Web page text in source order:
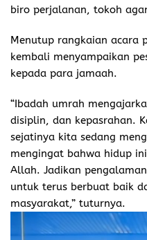
biro perjalanan, tokoh
Menutup rangkaian acara
kembali menyampaikan
kepada para jamaah.
“Ibadah umrah
disiplin, dan kepasrahan.
sejatinya kita sedang
mengingat bahwa hidup
Allah. Jadikan
untuk terus berbuat baik
masyarakat,” tuturnya.